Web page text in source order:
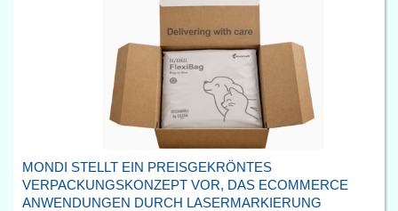
MONDI STELLT EIN PREISGEKRÖNTES
VERPACKUNGSKONZEPT VOR, DAS ECOMMERCE
ANWENDUNGEN DURCH LASERMARKIERUNG